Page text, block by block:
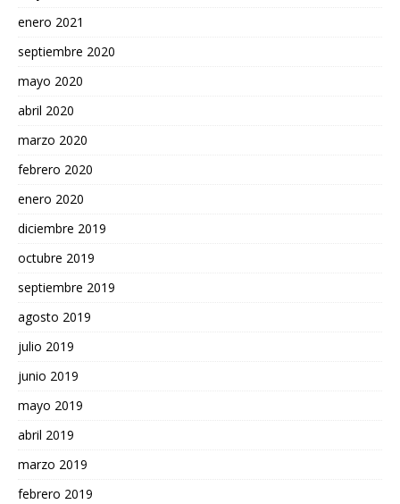
enero 2021
septiembre 2020
mayo 2020
abril 2020
marzo 2020
febrero 2020
enero 2020
diciembre 2019
octubre 2019
septiembre 2019
agosto 2019
julio 2019
junio 2019
mayo 2019
abril 2019
marzo 2019
febrero 2019